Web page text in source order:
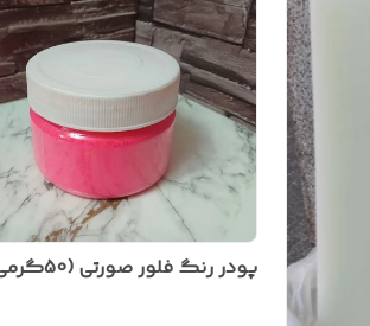
پودر رنگ فلور صورتی (50گرمی)